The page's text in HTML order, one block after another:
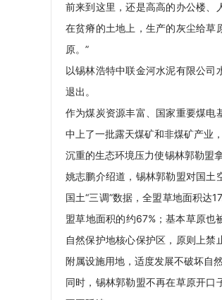
前来到这里，还是高高的办公楼、
在贫瘠的土地上，生产的灰尘给草
原。”
以锡林浩特中联金河水泥有限公司
退出。
作为煤炭资源丰富、国家重要煤电
中上了一批露天煤矿和非煤矿产业
沉重的生态环境压力使锡林郭勒盟
姚志鹏介绍道，锡林郭勒盟对国土
国土“三调”数据，全盟草地面积达
盟草地面积的约67%；基本草原也
自然保护地核心保护区，原则上
附属设施用地，适度发展不破坏自
同时，锡林郭勒盟不再在草原开